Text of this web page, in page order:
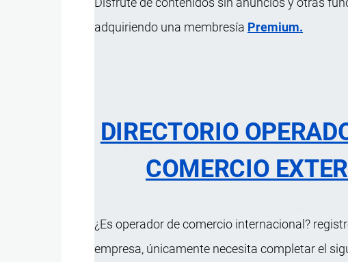
adquiriendo una membresía Premium.
DIRECTORIO
COMERCIO
¿Es operador de comercio internacional?
empresa, únicamente necesita completar el
Cualquier medio de pago o de extinción
internacionalmente como tal, que se